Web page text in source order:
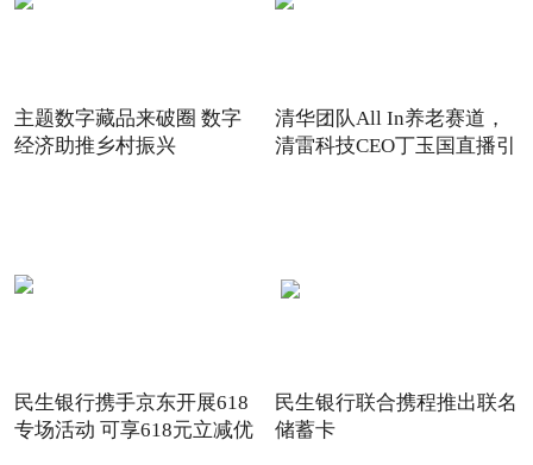
主题数字藏品来破圈 数字
经济助推乡村振兴
清华团队All In养老赛道，
清雷科技CEO丁玉国直播引
民生银行携手京东开展618
专场活动 可享618元立减优
民生银行联合携程推出联名
储蓄卡